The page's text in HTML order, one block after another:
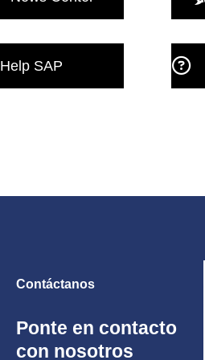
Help SAP
Contáctanos
Ponte en contacto
con nosotros